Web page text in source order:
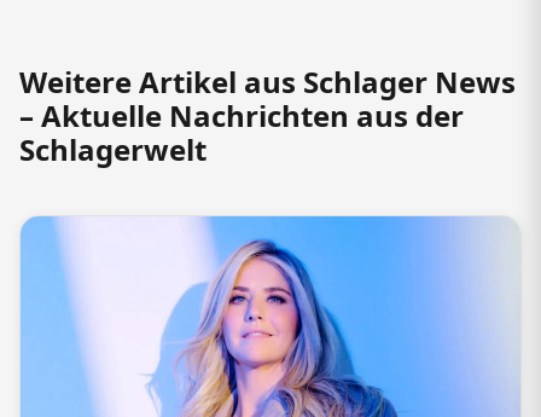
Weitere Artikel aus Schlager News
– Aktuelle Nachrichten aus der
Schlagerwelt